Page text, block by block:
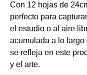
Con 12 hojas de
perfecto para
el estudio o al aire
acumulada a lo
se refleja en este
y el arte.